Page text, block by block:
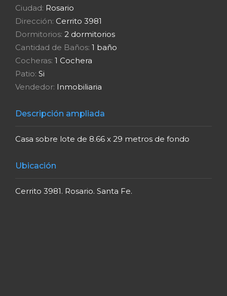
Ciudad: Rosario
Dirección: Cerrito 3981
Dormitorios: 2 dormitorios
Cantidad de Baños: 1 baño
Cocheras: 1 Cochera
Patio: Si
Vendedor: Inmobiliaria
Descripción ampliada
Casa sobre lote de 8.66 x 29 metros de fondo
Ubicación
Cerrito 3981. Rosario. Santa Fe.